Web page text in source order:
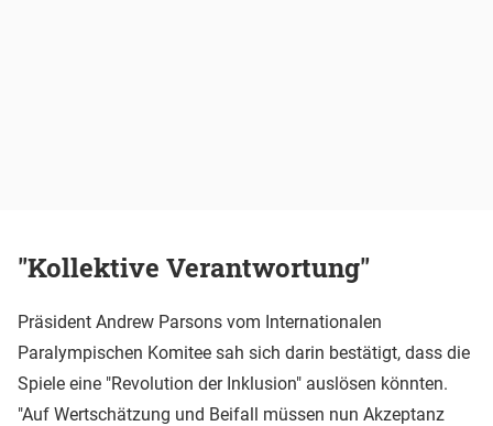
"Kollektive Verantwortung"
Präsident Andrew Parsons vom Internationalen
Paralympischen Komitee sah sich darin bestätigt, dass die
Spiele eine "Revolution der Inklusion" auslösen könnten.
"Auf Wertschätzung und Beifall müssen nun Akzeptanz